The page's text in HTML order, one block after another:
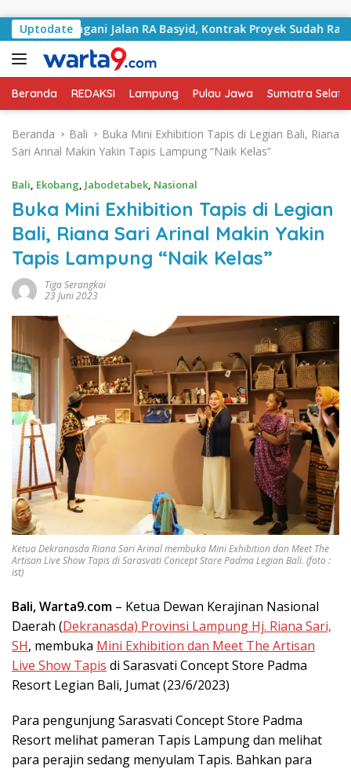
UptodateJalan RA Basyid, Kontrak Proyek Sudah Rampung
Beranda REDAKSI Lampung Pulau Jawa Sumatra
Beranda Bali
Buka Mini Exhibition Tapis di Legian Bali, Riana
Sari Arinal Makin Yakin Tapis Lampung “Naik Kelas”
Bali, Ekobang, Jabodetabek, Nasional
Buka Mini Exhibition Tapis di Legian
Bali, Riana Sari Arinal Makin Yakin
Tapis Lampung “Naik Kelas”
Tiga Serangkai
23 Juni 2023
Ketua Dekranasda Riana Sari Arinal membuka Mini Exhibition dan Meet The
Artisan Live Show Tapis di Sarasvati Concept Store Padma Legian Bali. (foto :
ist)
Bali, Warta9.com – Ketua Dewan Kerajinan Nasional
Daerah (Dekranasda) Provinsi Lampung Hj. Riana Sari,
SH, membuka Mini Exhibition dan Meet The Artisan
Live Show Tapis di Sarasvati Concept Store Padma
Resort Legian Bali, Jumat (23/6/2023)
Para pengunjung Sarasvati Concept Store Padma
Resort melihat pameran Tapis Lampung dan melihat
para perajin sedang menyulam Tapis. Bahkan para